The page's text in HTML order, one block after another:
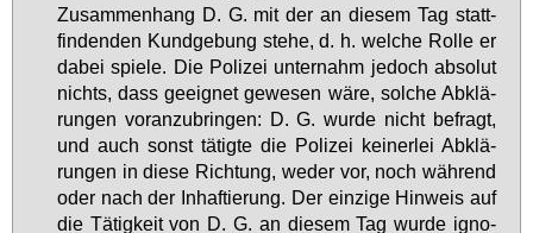
Zu­sam­men­hang D. G. mit der an die­sem Tag statt­
fin­den­den Kund­ge­bung ste­he, d. h. wel­che Rol­le er
da­bei spie­le. Die Po­li­zei un­ter­nahm je­doch ab­so­lut
nichts, dass ge­eig­net ge­we­sen wä­re, sol­che Ab­klä­
run­gen vor­an­zu­brin­gen: D. G. wur­de nicht be­fragt,
und auch sonst tä­tig­te die Po­li­zei kei­ner­lei Ab­klä­
run­gen in die­se Rich­tung, we­der vor, noch wäh­rend
oder nach der In­haf­tie­rung. Der ein­zi­ge Hin­weis auf
die Tä­tig­keit von D. G. an die­sem Tag wur­de igno­